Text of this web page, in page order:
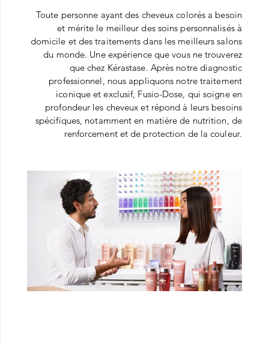
Toute personne ayant des cheveux colorés a besoin
et mérite le meilleur des soins personnalisés à
domicile et des traitements dans les meilleurs salons
du monde. Une expérience que vous ne trouverez
que chez Kérastase. Après notre diagnostic
professionnel, nous appliquons notre traitement
iconique et exclusif, Fusio-Dose, qui soigne en
profondeur les cheveux et répond à leurs besoins
spécifiques, notamment en matière de nutrition, de
renforcement et de protection de la couleur.